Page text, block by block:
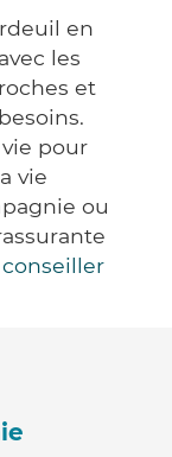
en
les
et
pour
vie
ou